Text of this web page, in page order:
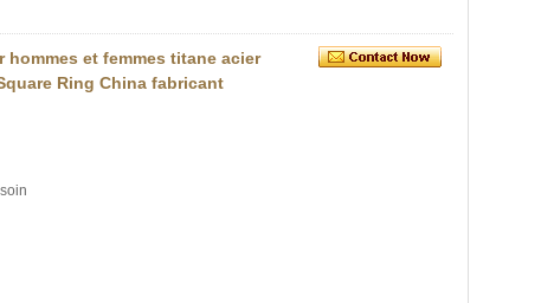
et femmes titane acier
Ring China fabricant